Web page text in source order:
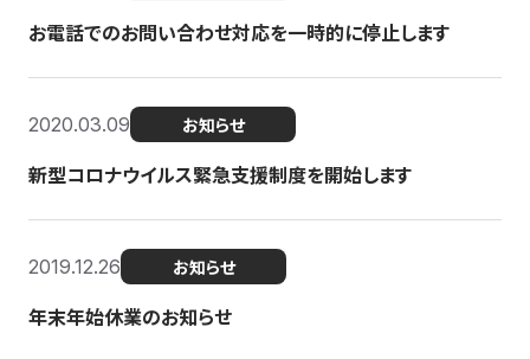
お電話でのお問い合わせ対応を一時的に停止します
2020.03.09 お知らせ
新型コロナウイルス緊急支援制度を開始します
2019.12.26 お知らせ
年末年始休業のお知らせ